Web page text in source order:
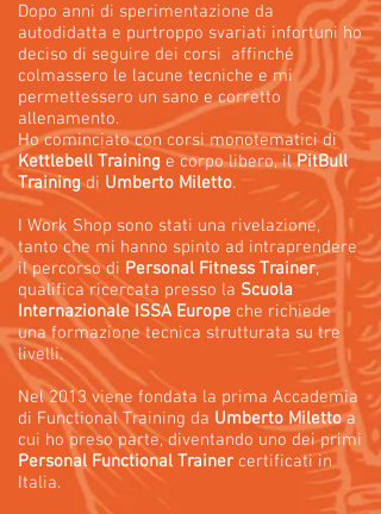
Dopo anni di sperimentazione da
autodidatta e purtroppo svariati infortuni ho
deciso di seguire dei corsi affinché
colmassero le lacune tecniche e mi
permettessero un sano e corretto
allenamento.
Ho cominciato con corsi monotematici di
Kettlebell Training e corpo libero, ilPitBull
Trainingdi Umberto Miletto.
I Work Shop sono stati una rivelazione,
tanto che mi hanno spinto ad intraprendere
il percorso di Personal Fitness Trainer,
qualifica ricercata presso la Scuola
Internazionale ISSA Europe che richiede
una formazione tecnica strutturata su tre
livelli.
Nel 2013 viene fondata la prima Accademia
di Functional Training da Umberto Milettoa
cui ho preso parte, diventando uno dei primi
Personal Functional Trainer certificati in
Italia.